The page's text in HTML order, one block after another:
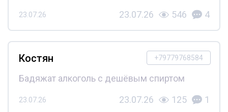
23.07.26 23.07.26 546 4
+79779768584
Костян
Бадяжат алкоголь с дешёвым спиртом
23.07.26 23.07.26 125 1